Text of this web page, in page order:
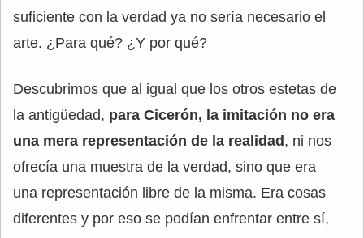
suficiente con la verdad ya no sería necesario el
arte. ¿Para qué? ¿Y por qué?
Descubrimos que al igual que los otros estetas de
la antigüedad, para Cicerón, la imitación no era
una mera representación de la realidad, ni nos
ofrecía una muestra de la verdad, sino que era
una representación libre de la misma. Era cosas
diferentes y por eso se podían enfrentar entre sí,